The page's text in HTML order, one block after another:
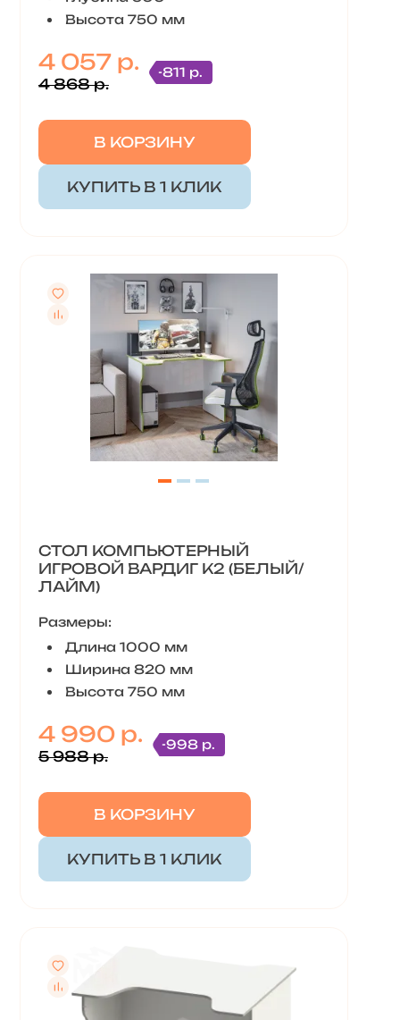
Высота 750 мм
4 057 р.
4 868 р.
-811 р.
В КОРЗИНУ
КУПИТЬ В 1 КЛИК
СТОЛ КОМПЬЮТЕРНЫЙ
ИГРОВОЙ ВАРДИГ K2 (БЕЛЫЙ/
ЛАЙМ)
Размеры:
Длина 1000 мм
Ширина 820 мм
Высота 750 мм
4 990 р.
5 988 р.
-998 р.
В КОРЗИНУ
КУПИТЬ В 1 КЛИК